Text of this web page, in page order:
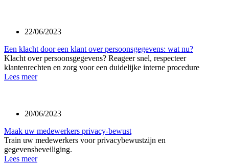
22/06/2023
Een klacht door een klant over persoonsgegevens: wat nu?
Klacht over persoonsgegevens? Reageer snel, respecteer
klantenrechten en zorg voor een duidelijke interne procedure
Lees meer
20/06/2023
Maak uw medewerkers privacy-bewust
Train uw medewerkers voor privacybewustzijn en
gegevensbeveiliging.
Lees meer